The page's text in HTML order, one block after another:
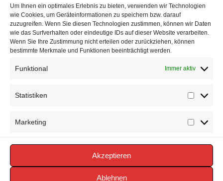
Um Ihnen ein optimales Erlebnis zu bieten, verwenden wir Technologien
wie Cookies, um Geräteinformationen zu speichern bzw. darauf
zuzugreifen. Wenn Sie diesen Technologien zustimmen, können wir Daten
wie das Surfverhalten oder eindeutige IDs auf dieser Website verarbeiten.
Wenn Sie Ihre Zustimmung nicht erteilen oder zurückziehen, können
bestimmte Merkmale und Funktionen beeinträchtigt werden.
Funktional Immer aktiv
Statistiken
Marketing
Akzeptieren
Ablehnen
Datenschutzerklärung
Impressum
Cookie-Richtlinie (EU)
Copyright © 2026 FEUERWEHR VÖRDEN -
https://www.feuerwehr-voerden.de